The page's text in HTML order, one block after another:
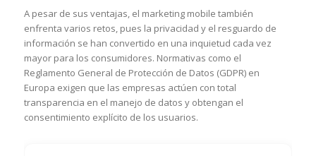
A pesar de sus ventajas, el marketing mobile también
enfrenta varios retos, pues la privacidad y el resguardo de
información se han convertido en una inquietud cada vez
mayor para los consumidores. Normativas como el
Reglamento General de Protección de Datos (GDPR) en
Europa exigen que las empresas actúen con total
transparencia en el manejo de datos y obtengan el
consentimiento explícito de los usuarios.